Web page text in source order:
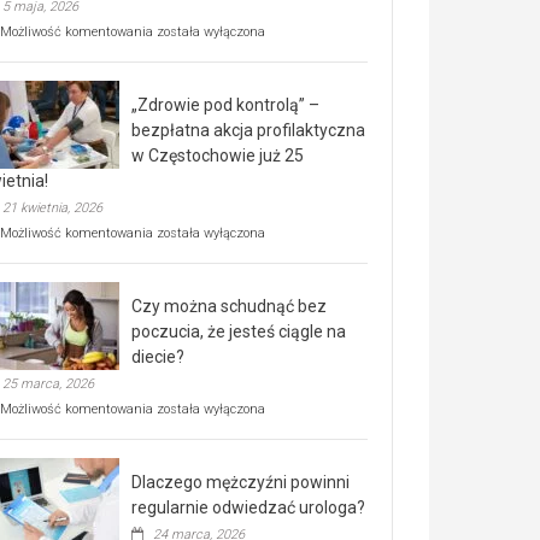
5 maja, 2026
Możliwość komentowania Rusza
rehabilitacji
dla
seniorów!
została wyłączona
„Zdrowie pod kontrolą” –
bezpłatna akcja profilaktyczna
w Częstochowie już 25
21 kwietnia, 2026
Możliwość komentowania „Zdrowie
bezpłatna
akcja
profilaktyczna
w
już
kwietnia!
została wyłączona
Czy można schudnąć bez
poczucia, że jesteś ciągle na
diecie?
25 marca, 2026
Możliwość komentowania Czy
poczucia,
że
została wyłączona
Dlaczego mężczyźni powinni
regularnie odwiedzać urologa?
24 marca, 2026